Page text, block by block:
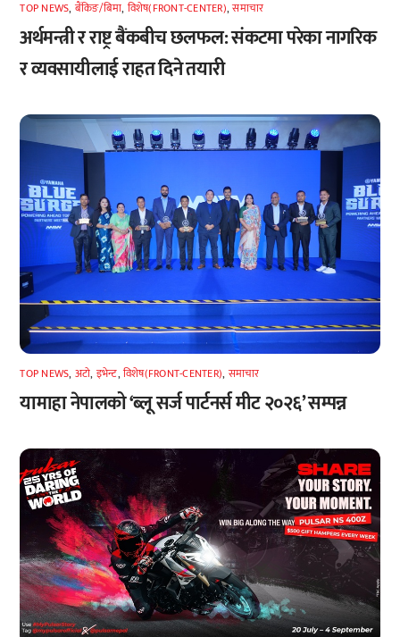
TOP NEWS, बैंकिङ/बिमा, विशेष(FRONT-CENTER),समाचार
अर्थमन्त्री र राष्ट्र बैंकबीच छलफल: संकटमा परेका नागरिक
र व्यवसायीलाई राहत दिने तयारी
TOP NEWS, अटाे, इभेन्ट,विशेष(FRONT-CENTER), समाचार
यामाहा नेपालको ‘ब्लू सर्ज पार्टनर्स मीट २०२६’ सम्पन्न